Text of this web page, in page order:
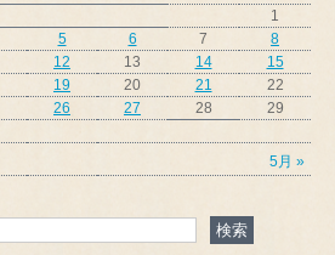
5月 »
1
5 6 7
8
12 13 14
15
19 20 21
22
26 27 28
29